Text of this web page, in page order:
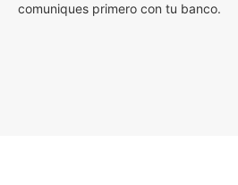
comuniques primero con tu banco.